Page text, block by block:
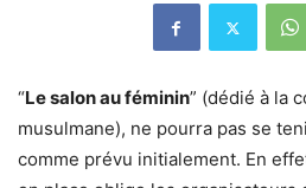
“Le salon au féminin” (dédié à la
musulmane), ne pourra pas se
comme prévu initialement. En